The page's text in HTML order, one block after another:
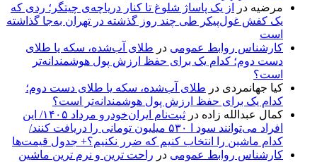
مرضیه در
از یک پاساژ شلوغ تا کنار دریاچه‌ی چیتگر؛ ردی که
یک کفش غول‌پیکر طی چند روز گذشته در تهران به‌جا گذاشته
است
کارشناس روابط عمومی در طلای آب‌شده، سکه یا طلای
دست دوم؛ کدام یک برای حفظ ارزش پول هوشمندانه‌تر
است؟
کیا جهانمردی در طلای آب‌شده، سکه یا طلای دست دوم؛
کدام یک برای حفظ ارزش پول هوشمندانه‌تر است؟
کمال عبدالله زاده در
ثبت‌نام ایران‌خودرو مرداد ۱۴۰۵/ این
افراد می‌توانند سود ا ۵۳۰ میلیون تومانی را دریافت کنند/
کدام ماشین را انتخاب کنیم که ضرر نکنیم؟+ جدول قیمت‌ها
کارشناس روابط عمومی در راحت ترین و نرم ترین ماشین